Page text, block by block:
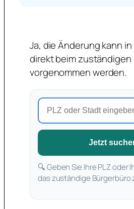
Ja, die Änderung kann
direkt beim zuständigen
vorgenommen werden.
Jetzt
🔍 Geben Sie Ihre PLZ oder
das zuständige Bürgerbüro